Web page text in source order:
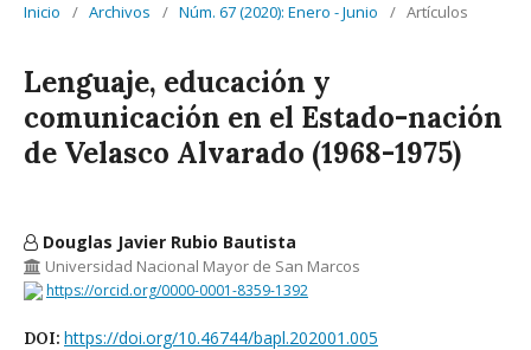
Inicio / Archivos / Núm. 67 (2020): Enero - Junio / Artículos
Lenguaje, educación y
comunicación en el Estado-nación
de Velasco Alvarado (1968-1975)
Douglas Javier Rubio Bautista
Universidad Nacional Mayor de San Marcos
https://orcid.org/0000-0001-8359-1392
DOI: https://doi.org/10.46744/bapl.202001.005